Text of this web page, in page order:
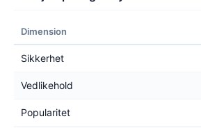
Dimension
Sikkerhet
Vedlikehold
Popularitet